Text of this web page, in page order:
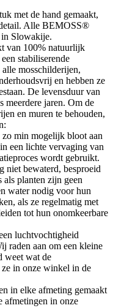
met de hand gemaakt,
Alle BEMOSS®
in Slowakije.
van 100% natuurlijk
stabiliserende
mosschilderijen,
en hebben ze
De levensduur van
jaren. Om de
en muren te behouden,
min mogelijk bloot aan
een lichte vervaging van
wordt gebruikt.
niet bewaterd, besproeid
planten zijn geen
water nodig voor hun
als ze regelmatig met
tot hun onomkeerbare
luchtvochtigheid
raden aan om een kleine
weet wat de
in onze winkel in de
in elke afmeting gemaakt
afmetingen in onze